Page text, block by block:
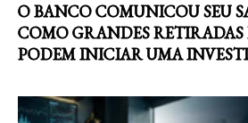
O BANCO COMUNICOU SEU
COMO GRANDES
PODEM INICIAR UMA